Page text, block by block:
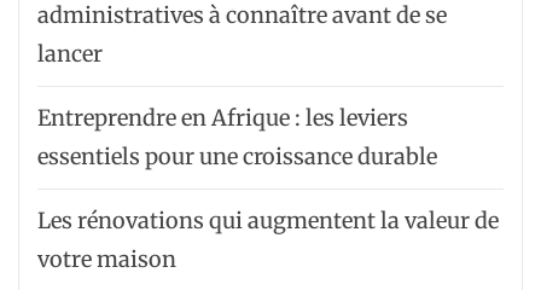
administratives à connaître avant de se
lancer
Entreprendre en Afrique : les leviers
essentiels pour une croissance durable
Les rénovations qui augmentent la valeur de
votre maison